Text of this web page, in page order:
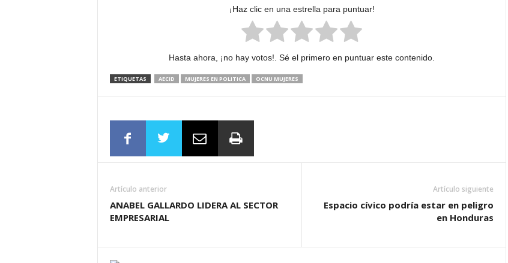
¡Haz clic en una estrella para puntuar!
Hasta ahora, ¡no hay votos!. Sé el primero en puntuar este contenido.
ETIQUETAS AECID MUJERES EN POLITICA OCNU MUJERES
Artículo anterior
ANABEL GALLARDO LIDERA AL SECTOR
EMPRESARIAL
Artículo siguiente
Espacio cívico podría estar en peligro
en Honduras